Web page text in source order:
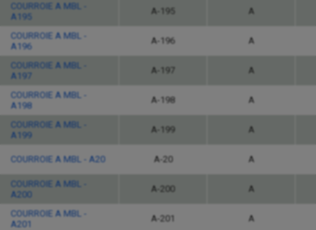
COURROIE A MBL -
A195
A-195 A
COURROIE A MBL -
A196
A-196 A
COURROIE A MBL -
A197
A-197 A
COURROIE A MBL -
A198
A-198 A
COURROIE A MBL -
A199
A-199 A
COURROIE A MBL - A20 A-20 A
COURROIE A MBL -
A200
A-200 A
COURROIE A MBL -
A201
A-201 A